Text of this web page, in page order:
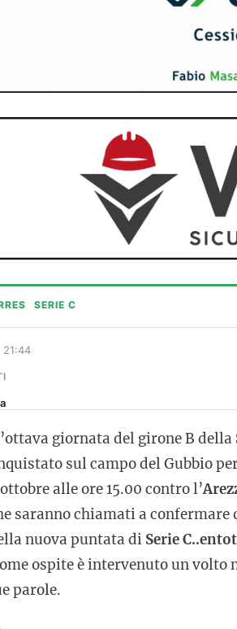
SERIE C
21:44
giornata del girone B della
sul campo del Gubbio
alle ore 15.00 contro l’
saranno chiamati a
nuova puntata di Serie
ospite è intervenuto un volto
parole.